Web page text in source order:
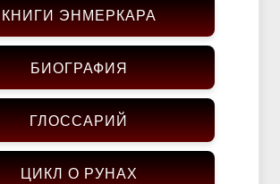
КНИГИ ЭНМЕРКАРА
БИОГРАФИЯ
ГЛОССАРИЙ
ЦИКЛ О РУНАХ